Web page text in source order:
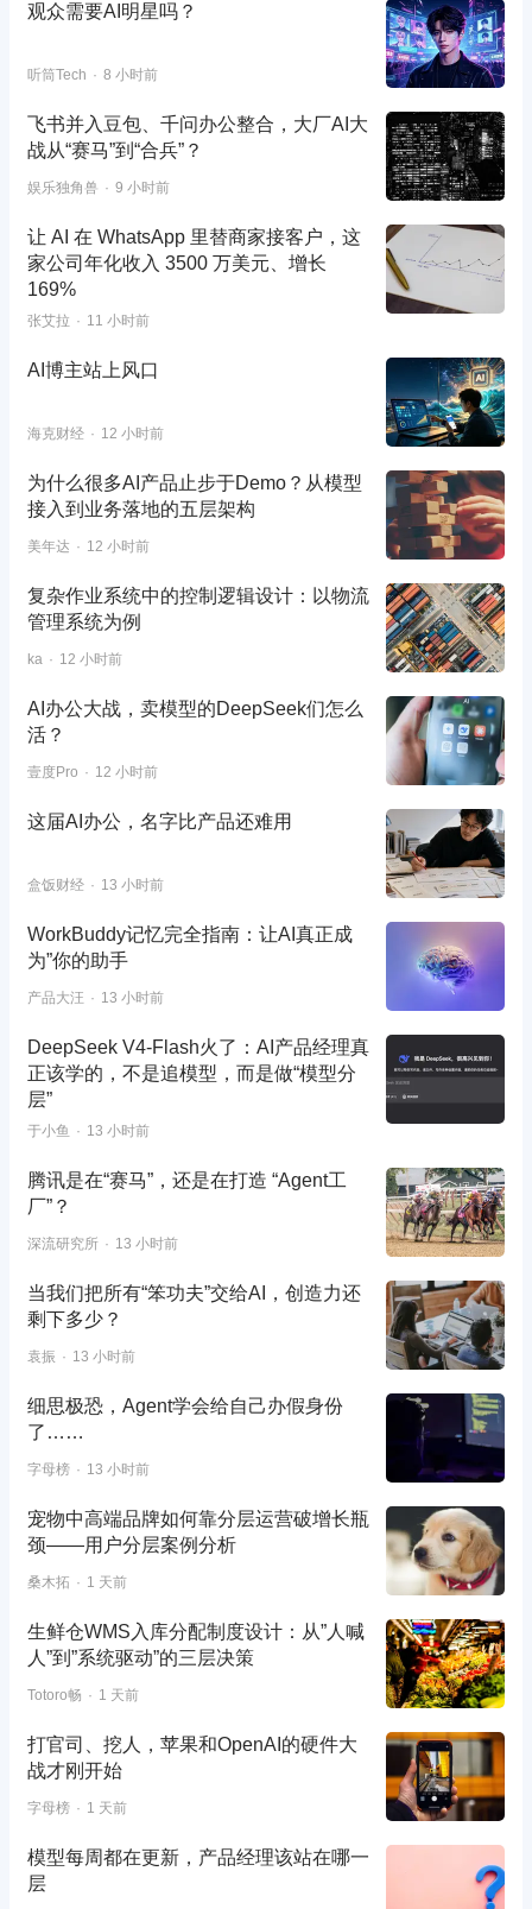
观众需要AI明星吗？
听筒Tech 8 小时前
飞书并入豆包、千问办公整合，大厂AI大
战从“赛马”到“合兵”？
娱乐独角兽 9 小时前
让 AI 在 WhatsApp 里替商家接客户，这
家公司年化收入 3500 万美元、增长
169%
张艾拉 11 小时前
AI博主站上风口
海克财经 12 小时前
为什么很多AI产品止步于Demo？从模型
接入到业务落地的五层架构
美年达 12 小时前
复杂作业系统中的控制逻辑设计：以物流
管理系统为例
ka 12 小时前
AI办公大战，卖模型的DeepSeek们怎么
活？
壹度Pro 12 小时前
这届AI办公，名字比产品还难用
盒饭财经 13 小时前
WorkBuddy记忆完全指南：让AI真正成
为”你的助手
产品大汪 13 小时前
DeepSeek V4-Flash火了：AI产品经理真
正该学的，不是追模型，而是做“模型分
层”
于小鱼 13 小时前
腾讯是在“赛马”，还是在打造 “Agent工
厂”？
深流研究所 13 小时前
当我们把所有“笨功夫”交给AI，创造力还
剩下多少？
袁振 13 小时前
细思极恐，Agent学会给自己办假身份
了……
字母榜 13 小时前
宠物中高端品牌如何靠分层运营破增长瓶
颈——用户分层案例分析
桑木拓 1 天前
生鲜仓WMS入库分配制度设计：从”人喊
人”到”系统驱动”的三层决策
Totoro畅 1 天前
打官司、挖人，苹果和OpenAI的硬件大
战才刚开始
字母榜 1 天前
模型每周都在更新，产品经理该站在哪一
层